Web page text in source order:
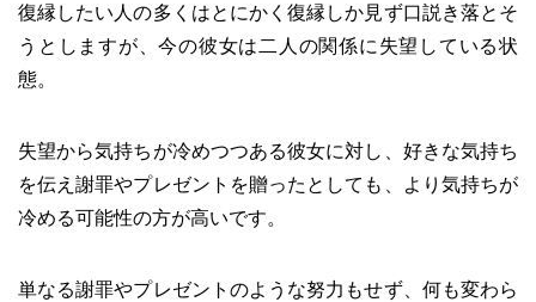
復縁したい人の多くはとにかく復縁しか見ず口説き落とそ
うとしますが、今の彼女は二人の関係に失望している状
態。
失望から気持ちが冷めつつある彼女に対し、好きな気持ち
を伝え謝罪やプレゼントを贈ったとしても、より気持ちが
冷める可能性の方が高いです。
単なる謝罪やプレゼントのような努力もせず、何も変わら